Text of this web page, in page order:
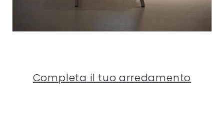
Completa il tuo arredamento